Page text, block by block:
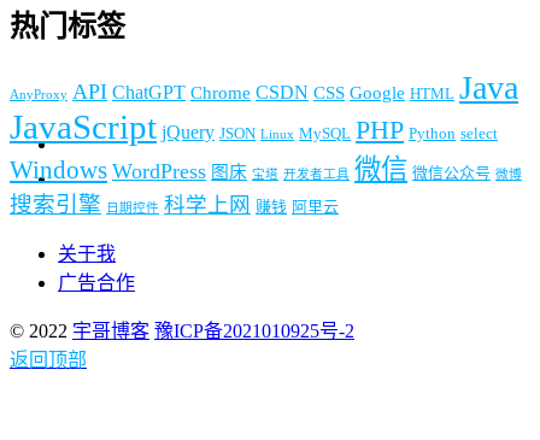
热门标签
AnyProxy API ChatGPT Chrome CSDN CSS Google HTML Java
JavaScript jQuery JSON Linux MySQL PHP Python select
Windows WordPress 图床 宝塔 开发者工具 微信 微信公众号 微博
搜索引擎 日期控件 科学上网 赚钱 阿里云
关于我
广告合作
© 2022 宇哥博客 豫ICP备2021010925号-2
返回顶部